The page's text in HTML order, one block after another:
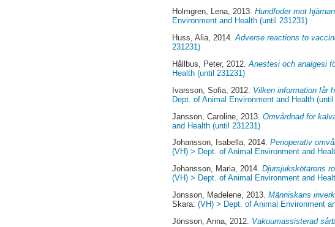
Holmgren, Lena, 2013.Hundfoder mot
Environment and Health (until 231231)
Huss, Alia, 2014.Adverse reactions to
231231)
Hållbus, Peter, 2012.Anestesi och analgesi
Health (until 231231)
Ivarsson, Sofia , 2012. Vilken information får
Dept. of Animal Environment and Health
Jansson, Caroline , 2013.Omvårdnad för
and Health (until 231231)
Johansson, Isabella, 2014.Perioperativ
(VH) > Dept. of Animal Environment and
Johansson, Maria, 2014.Djursjukskötarens
(VH) > Dept. of Animal Environment and
Jonsson, Madelene , 2013.Människans
Skara:(VH) > Dept. of Animal Environment
Jönsson, Anna , 2012. Vakuumassisterad